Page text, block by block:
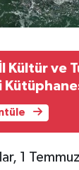
Kültür ve
1